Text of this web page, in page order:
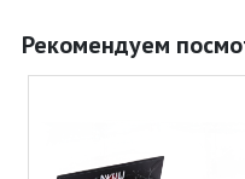
Рекомендуем